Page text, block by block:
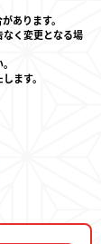
あります。
く変更となる場
ます。